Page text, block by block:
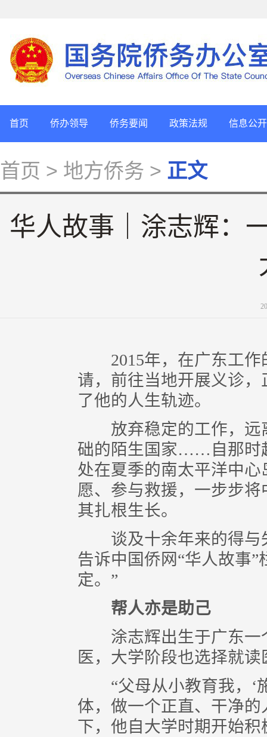
首页 侨办领导 侨务要闻 政策法规 信息公开
首页 > 地方侨务 > 正文
华人故事｜涂志辉：
2015年，在广东工作
请，前往当地开展义诊
了他的人生轨迹。
放弃稳定的工作，远
础的陌生国家……自那时
处在夏季的南太平洋中
愿、参与救援，一步步
其扎根生长。
谈及十余年来的得与
告诉中国侨网“华人故事
定。”
帮人亦是助己
涂志辉出生于广东一
医，大学阶段也选择就读
“父母从小教育我，‘
体，做一个正直、干净的
下，他自大学时期开始